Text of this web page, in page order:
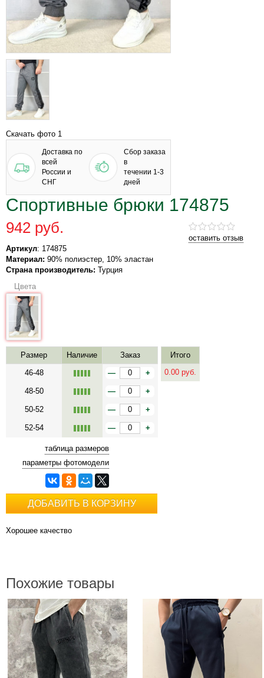
Скачать фото 1
Доставка по
всей
России и
СНГ
Сбор заказа
в
течении 1-3
дней
Спортивные брюки 174875
оставить отзыв
942 руб.
Артикул: 174875
Материал: 90% полиэстер, 10% эластан
Страна производитель: Турция
Цвета
Размер Наличие
Заказ
46-48
— +
48-50 — +
50-52 — +
52-54 — +
Итого
0.00 руб.
таблица размеров
параметры фотомодели
ДОБАВИТЬ В КОРЗИНУ
Хорошее качество
Похожие товары